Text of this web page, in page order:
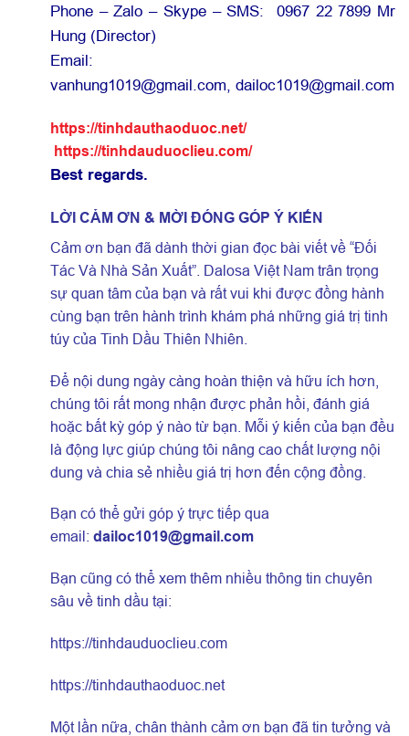
Phone – Zalo – Skype – SMS: 0967 22 7899 Mr
Hung (Director)
Email:
vanhung1019@gmail.com, dailoc1019@gmail.com
https://tinhdauthaoduoc.net/
https://tinhdauduoclieu.com/
Best regards.
LỜI CẢM ƠN & MỜI ĐÓNG GÓP Ý KIẾN
Cảm ơn bạn đã dành thời gian đọc bài viết về “Đối
Tác Và Nhà Sản Xuất”. Dalosa Việt Nam trân trọng
sự quan tâm của bạn và rất vui khi được đồng hành
cùng bạn trên hành trình khám phá những giá trị tinh
túy của Tinh Dầu Thiên Nhiên.
Để nội dung ngày càng hoàn thiện và hữu ích hơn,
chúng tôi rất mong nhận được phản hồi, đánh giá
hoặc bất kỳ góp ý nào từ bạn. Mỗi ý kiến của bạn đều
là động lực giúp chúng tôi nâng cao chất lượng nội
dung và chia sẻ nhiều giá trị hơn đến cộng đồng.
Bạn có thể gửi góp ý trực tiếp qua
email: dailoc1019@gmail.com
Bạn cũng có thể xem thêm nhiều thông tin chuyên
sâu về tinh dầu tại:
https://tinhdauduoclieu.com
https://tinhdauthaoduoc.net
Một lần nữa, chân thành cảm ơn bạn đã tin tưởng và